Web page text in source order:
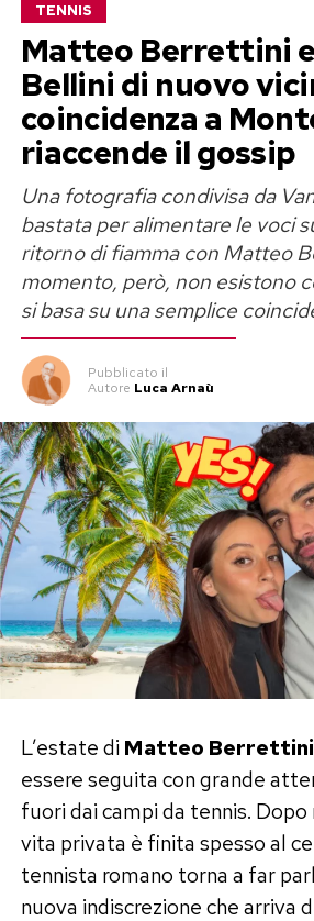
mare.
La località resta segreta, in
Il magazine parla però di una
miele”, organizzata subito dopo
londinese per festeggiare
uno dei momenti più
del campione altoatesino.
Gli scatti mostrano una
due ragazzi che si godono il
apparizioni costruite né
Il patto segreto per
relazione
Jannik Sinner e Laila
raccontato pubblicamente la
rispettivi profili Instagram non
fotografie di coppia, dediche
riferimenti diretti al loro legame.
Dietro questa scelta, secondo
«Basta la minima flessione
la stampa la imputino alla
momento. Serve a proteggere
pubblica, ma anche la
fidanzata», hanno spiegato.
TENNIS
Matteo Berrettini e
Bellini di nuovo
coincidenza a
riaccende il gossip
Una fotografia condivisa da
bastata per alimentare le voci
ritorno di fiamma con Matteo
momento, però, non esistono
si basa su una semplice
Pubblicato il
Autore Luca Arnaù
L’estate diMatteo Berrettini
essere seguita con grande
fuori dai campi da tennis. Dopo
vita privata è finita spesso al
tennista romano torna a far
nuova indiscrezione che arriva